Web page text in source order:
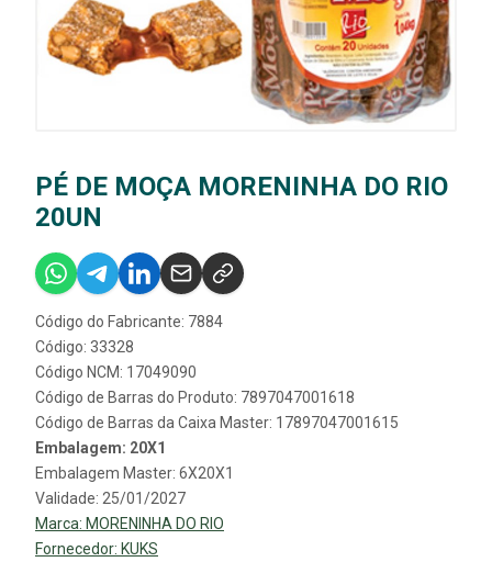
PÉ DE MOÇA MORENINHA DO RIO
20UN
Código do Fabricante: 7884
Código: 33328
Código NCM: 17049090
Código de Barras do Produto: 7897047001618
Código de Barras da Caixa Master: 17897047001615
Embalagem: 20X1
Embalagem Master: 6X20X1
Validade: 25/01/2027
Marca: MORENINHA DO RIO
Fornecedor: KUKS